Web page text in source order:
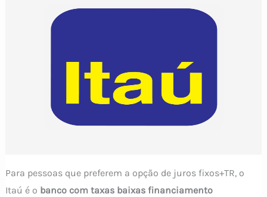
Para pessoas que preferem a opção de juros fixos+TR, o
Itaú é o banco com taxas baixas financiamento